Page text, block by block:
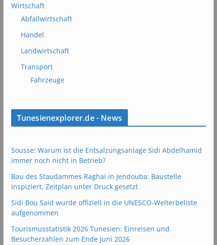
Wirtschaft
Abfallwirtschaft
Handel
Landwirtschaft
Transport
Fahrzeuge
Tunesienexplorer.de - News
Sousse: Warum ist die Entsalzungsanlage Sidi Abdelhamid
immer noch nicht in Betrieb?
Bau des Staudammes Raghai in Jendouba: Baustelle
inspiziert, Zeitplan unter Druck gesetzt
Sidi Bou Said wurde offiziell in die UNESCO-Welterbeliste
aufgenommen
Tourismusstatistik 2026 Tunesien: Einreisen und
Besucherzahlen zum Ende Juni 2026